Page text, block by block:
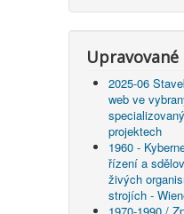
Upravované
2025-06
web ve
projektech
1960 -
řízení a
živých
strojích -